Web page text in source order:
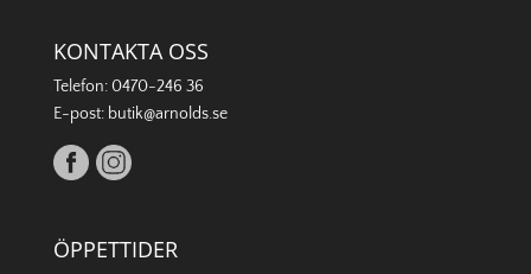
KONTAKTA OSS
Telefon:0470-246 36
E-post: butik@arnolds.se
ÖPPETTIDER